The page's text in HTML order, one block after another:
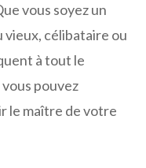
vous soyez un
vieux, célibataire ou
à tout le
pouvez
le maître de votre